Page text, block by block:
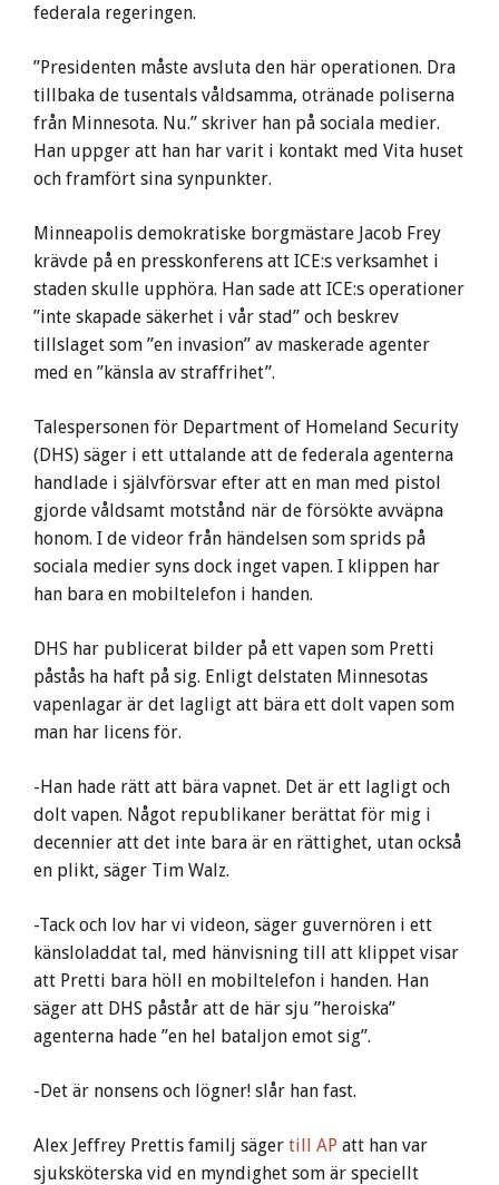
federala regeringen.
”Presidenten måste avsluta den här operationen. Dra
tillbaka de tusentals våldsamma, otränade poliserna
från Minnesota. Nu.” skriver han på sociala medier.
Han uppger att han har varit i kontakt med Vita huset
och framfört sina synpunkter.
Minneapolis demokratiske borgmästare Jacob Frey
krävde på en presskonferens att ICE:s verksamhet i
staden skulle upphöra. Han sade att ICE:s operationer
”inte skapade säkerhet i vår stad” och beskrev
tillslaget som ”en invasion” av maskerade agenter
med en ”känsla av straffrihet”.
Talespersonen för Department of Homeland Security
(DHS) säger i ett uttalande att de federala agenterna
handlade i självförsvar efter att en man med pistol
gjorde våldsamt motstånd när de försökte avväpna
honom. I de videor från händelsen som sprids på
sociala medier syns dock inget vapen. I klippen har
han bara en mobiltelefon i handen.
DHS har publicerat bilder på ett vapen som Pretti
påstås ha haft på sig. Enligt delstaten Minnesotas
vapenlagar är det lagligt att bära ett dolt vapen som
man har licens för.
-Han hade rätt att bära vapnet. Det är ett lagligt och
dolt vapen. Något republikaner berättat för mig i
decennier att det inte bara är en rättighet, utan också
en plikt, säger Tim Walz.
-Tack och lov har vi videon, säger guvernören i ett
känsloladdat tal, med hänvisning till att klippet visar
att Pretti bara höll en mobiltelefon i handen. Han
säger att DHS påstår att de här sju ”heroiska”
agenterna hade ”en hel bataljon emot sig”.
-Det är nonsens och lögner! slår han fast.
Alex Jeffrey Prettis familj säger till AP att han var
sjuksköterska vid en myndighet som är speciellt